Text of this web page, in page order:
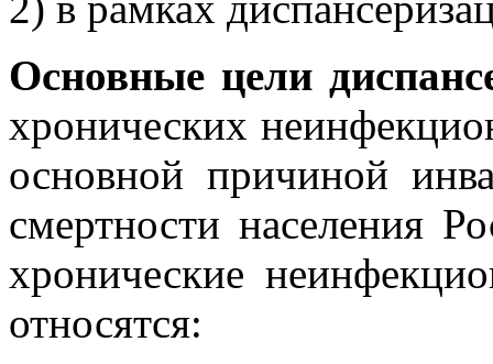
Основные цели
хронических
основной причиной
смертности населения
хронические
относятся: